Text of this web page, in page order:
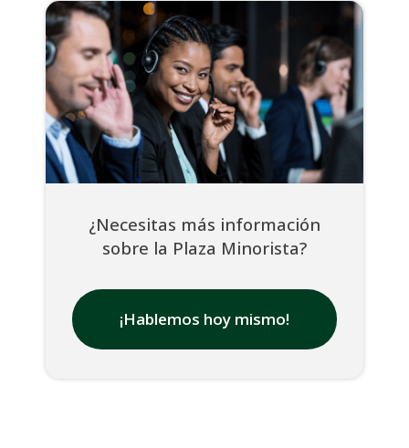
¿Necesitas más información
sobre la Plaza Minorista?
¡Hablemos hoy mismo!